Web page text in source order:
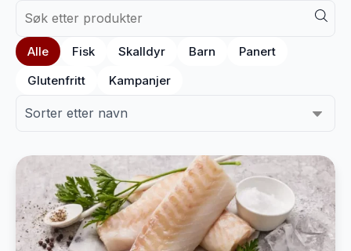
Alle Fisk Skalldyr Barn
Panert
Glutenfritt
Kampanjer